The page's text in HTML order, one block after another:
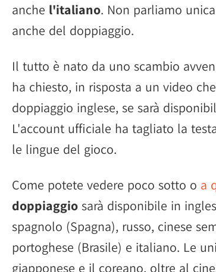
anche l'italiano. Non parliamo
anche del doppiaggio.
Il tutto è nato da uno scambio
ha chiesto, in risposta a un video
doppiaggio inglese, se sarà
L'account ufficiale ha tagliato la
le lingue del gioco.
Come potete vedere poco sotto o a
doppiaggio sarà disponibile in
spagnolo (Spagna), russo, cinese
portoghese (Brasile) e italiano. Le
giapponese e il coreano, oltre al